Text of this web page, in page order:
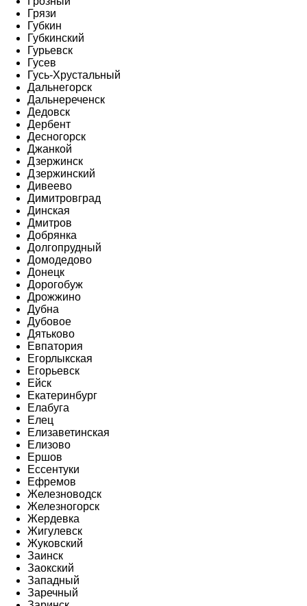
Грязи
Губкин
Губкинский
Гурьевск
Гусев
Гусь-Хрустальный
Дальнегорск
Дальнереченск
Дедовск
Дербент
Десногорск
Джанкой
Дзержинск
Дзержинский
Дивеево
Димитровград
Динская
Дмитров
Добрянка
Долгопрудный
Домодедово
Донецк
Дорогобуж
Дрожжино
Дубна
Дубовое
Дятьково
Евпатория
Егорлыкская
Егорьевск
Ейск
Екатеринбург
Елабуга
Елец
Елизаветинская
Елизово
Ершов
Ессентуки
Ефремов
Железноводск
Железногорск
Жердевка
Жигулевск
Жуковский
Заинск
Заокский
Западный
Заречный